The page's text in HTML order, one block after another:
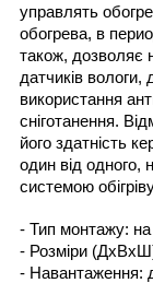
управлять
обогрева, в
також, дозволяє
датчиків
використання
сніготанення.
його здатність
один від одного,
системою
- Тип монтажу:
- Розміри
- Навантаження: